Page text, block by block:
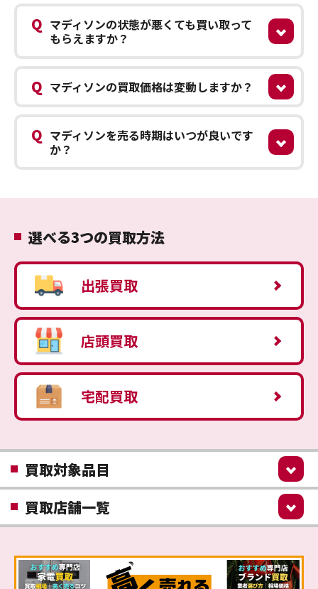
Q マディソンの状態が悪くても買い取って
もらえますか？
Q マディソンの買取価格は変動しますか？
Q マディソンを売る時期はいつが良いです
か？
選べる3つの買取方法
出張買取
店頭買取
宅配買取
買取対象品目
買取店舗一覧